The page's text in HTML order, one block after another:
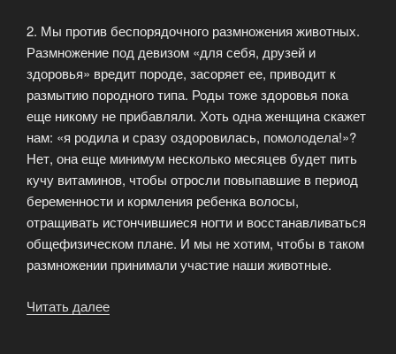
2. Мы против беспорядочного размножения животных.
Размножение под девизом «для себя, друзей и
здоровья» вредит породе, засоряет ее, приводит к
размытию породного типа. Роды тоже здоровья пока
еще никому не прибавляли. Хоть одна женщина скажет
нам: «я родила и сразу оздоровилась, помолодела!»?
Нет, она еще минимум несколько месяцев будет пить
кучу витаминов, чтобы отросли повыпавшие в период
беременности и кормления ребенка волосы,
отращивать истончившиеся ногти и восстанавливаться
общефизическом плане. И мы не хотим, чтобы в таком
размножении принимали участие наши животные.
Читать далее